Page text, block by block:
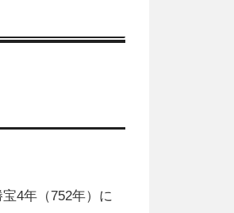
4年（752年）に